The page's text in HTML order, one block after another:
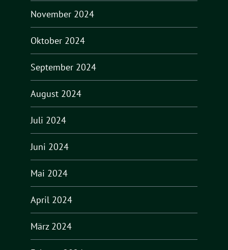
November 2024
Oktober 2024
September 2024
August 2024
Juli 2024
Juni 2024
Mai 2024
April 2024
März 2024